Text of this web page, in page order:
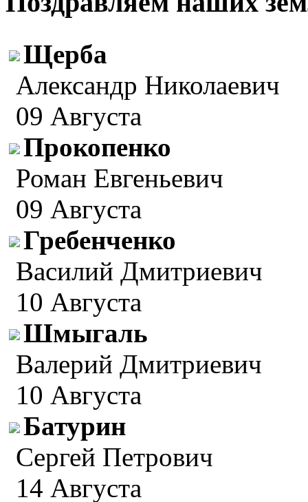
Щерба
Александр Николаевич
09 Августа
Прокопенко
Роман Евгеньевич
09 Августа
Гребенченко
Василий Дмитриевич
10 Августа
Шмыгаль
Валерий Дмитриевич
10 Августа
Батурин
Сергей Петрович
14 Августа